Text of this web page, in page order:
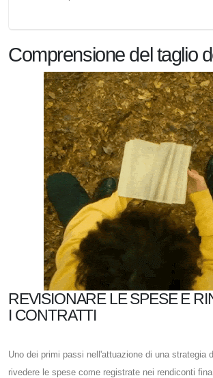
Comprensione del taglio
REVISIONARE LE SPESE E
I CONTRATTI
Uno dei primi passi nell'attuazione di una strategia
rivedere le spese come registrate nei rendiconti